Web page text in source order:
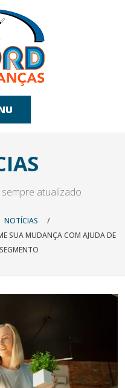
atualizado
NOTÍCIAS
/
SUA MUDANÇA COM AJUDA DE